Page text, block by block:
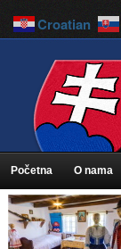
Početna O nama
Croatian